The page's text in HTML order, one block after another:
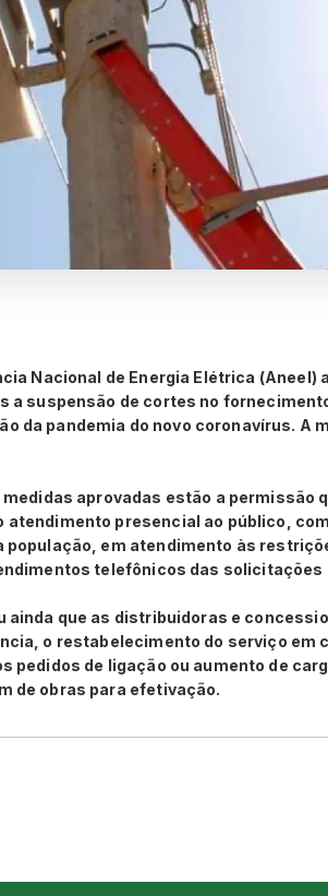
Nacional de Energia Elétrica
a suspensão de cortes no
da pandemia do novo coronavírus. A
aprovadas estão a permissão
atendimento presencial ao público,
população, em atendimento às
telefônicos das solicitações
ainda que as distribuidoras e
o restabelecimento do serviço em
pedidos de ligação ou aumento de
de obras para efetivação.